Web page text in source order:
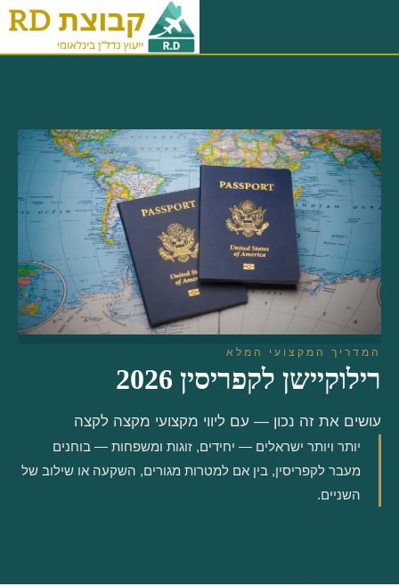
המדריך המקצועי המלא
רילוקיישן לקפריסין 2026
עושים את זה נכון — עם ליווי מקצועי מקצה לקצה
יותר ויותר ישראלים — יחידים, זוגות ומשפחות — בוחנים
מעבר לקפריסין, בין אם למטרות מגורים, השקעה או שילוב של
השניים.